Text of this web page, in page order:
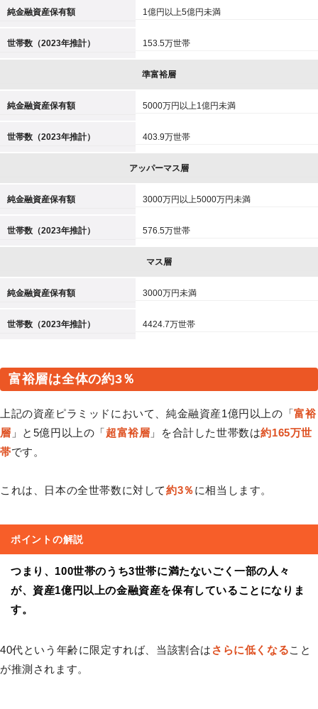
純金融資産保有額 1億円以上5億円未満
世帯数（2023年推計） 153.5万世帯
準富裕層
純金融資産保有額 5000万円以上1億円未満
世帯数（2023年推計） 403.9万世帯
アッパーマス層
純金融資産保有額 3000万円以上5000万円未満
世帯数（2023年推計） 576.5万世帯
マス層
純金融資産保有額 3000万円未満
世帯数（2023年推計） 4424.7万世帯
富裕層は全体の約3％
上記の資産ピラミッドにおいて、純金融資産1億円以上の「富裕
層 」と5億円以上の「超富裕層 」を合計した世帯数は約165万世
帯です。
これは、日本の全世帯数に対して約3％に相当します。
ポイントの解説
つまり、100世帯のうち3世帯に満たないごく一部の人々
が、資産1億円以上の金融資産を保有していることになりま
す。
40代という年齢に限定すれば、当該割合は さらに低くなること
が推測されます。